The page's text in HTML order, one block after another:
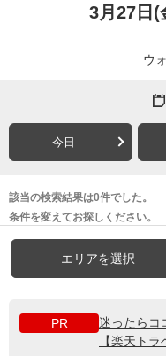
3月27日(
ウ
今日
該当の検索結果は0件でした。
条件を変えてお探しください。
エリアを選択
PR
迷ったらコ
【楽天トラ